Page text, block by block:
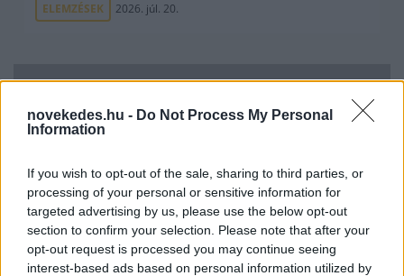
novekedes.hu - Do Not Process My Personal
Information
If you wish to opt-out of the sale, sharing to third parties, or
processing of your personal or sensitive information for
targeted advertising by us, please use the below opt-out
section to confirm your selection. Please note that after your
opt-out request is processed you may continue seeing
interest-based ads based on personal information utilized by
ELEMZÉSEK 2026. júl. 20.
Minden idők legjövedelmezőbbje és
legdrágábbja volt az amerikai foci vb -
gyorsmérleg